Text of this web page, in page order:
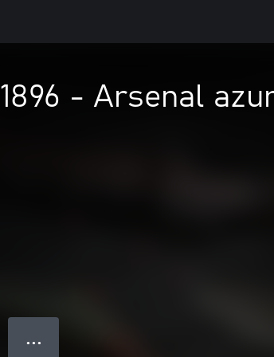
- Arsenal
● ● ●